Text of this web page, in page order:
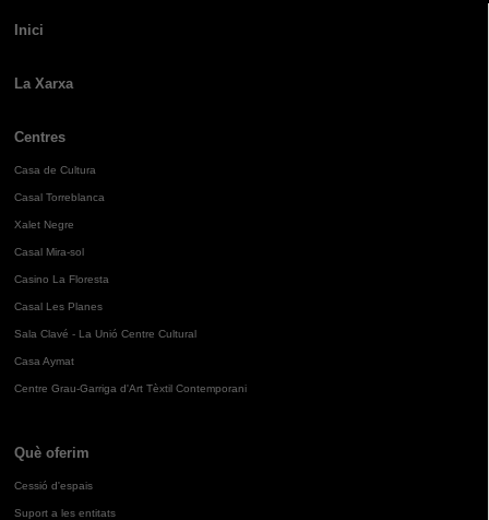
Inici
La Xarxa
Centres
Casa de Cultura
Casal Torreblanca
Xalet Negre
Casal Mira-sol
Casino La Floresta
Casal Les Planes
Sala Clavé - La Unió Centre Cultural
Casa Aymat
Centre Grau-Garriga d'Art Tèxtil Contemporani
Què oferim
Cessió d'espais
Suport a les entitats